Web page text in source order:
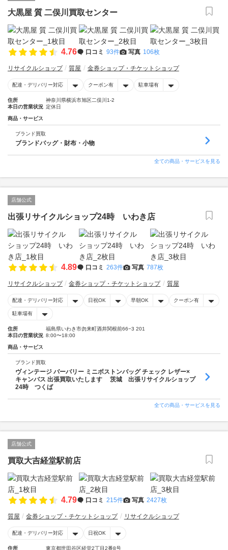
大黒屋 質 二俣川買取センター
4.76 口コミ 93件 写真 106枚
リサイクルショップ 質屋 金券ショップ・チケットショップ
配達・デリバリー対応 クーポン有 駐車場有
住所
神奈川県横浜市旭区二俣川1-2
本日の営業状況 定休日
商品・サービス
ブランド買取
ブランドバッグ・財布・小物
全ての商品・サービスを見る
店舗公式
出張リサイクルショップ24時 いわき店
4.89 口コミ 263件 写真 787枚
リサイクルショップ 金券ショップ・チケットショップ 質屋
配達・デリバリー対応 日祝OK 早朝OK クーポン有
駐車場有
住所
福島県いわき市勿来町酒井関根前66−3 201
本日の営業状況 8:00〜18:00
商品・サービス
ブランド買取
ヴィンテージ バーバリー ミニボストンバッグ チェック レザー×
キャンバス 出張買取いたします 茨城 出張リサイクルショップ
24時 つくば
全ての商品・サービスを見る
店舗公式
買取大吉経堂駅前店
4.79 口コミ 215件 写真 2427枚
質屋 金券ショップ・チケットショップ リサイクルショップ
配達・デリバリー対応 日祝OK
住所 東京都世田谷区経堂2丁目2番8号